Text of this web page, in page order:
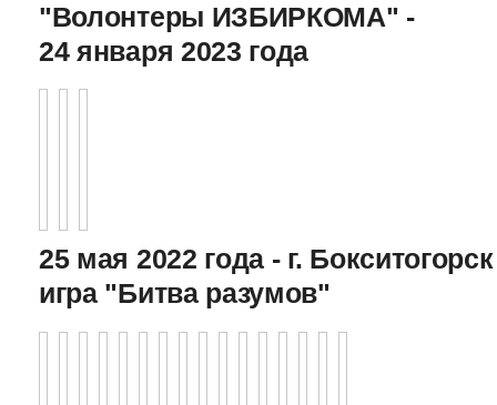
"Волонтеры ИЗБИРКОМА" -
24 января 2023 года
25 мая 2022 года - г.
игра "Битва разумов"